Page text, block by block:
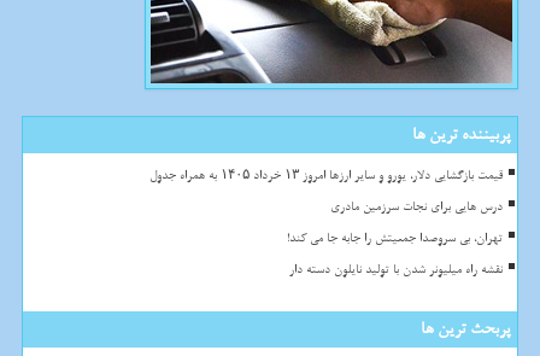
پربیننده ترین ها
قیمت بازگشایی دلار، یورو و سایر ارزها امروز ۱۳ خرداد ۱۴۰۵ به همراه جدول
درس هایی برای نجات سرزمین مادری
تهران، بی سروصدا جمعیتش را جابه جا می کند!
نقشه راه میلیونر شدن با تولید نایلون دسته دار
پربحث ترین ها